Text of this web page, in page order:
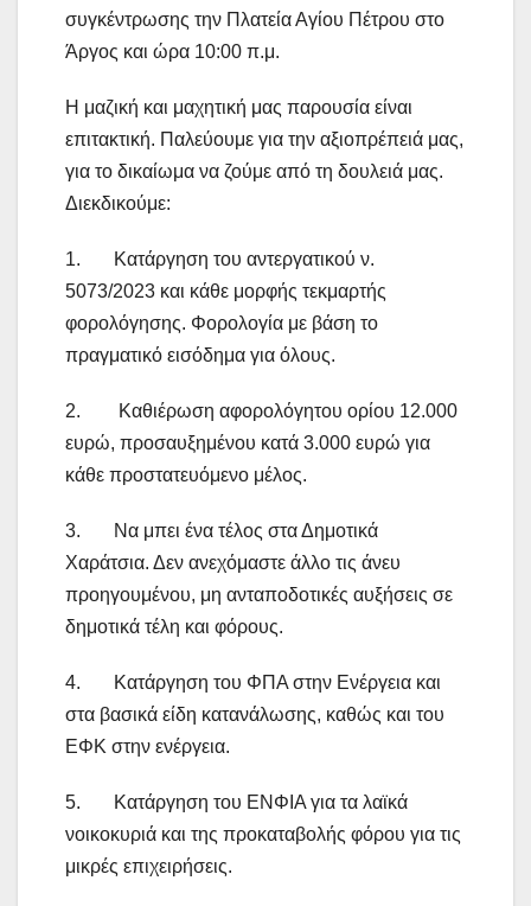
συγκέντρωσης την Πλατεία Αγίου Πέτρου στο
Άργος και ώρα 10:00 π.μ.
Η μαζική και μαχητική μας παρουσία είναι
επιτακτική. Παλεύουμε για την αξιοπρέπειά μας,
για το δικαίωμα να ζούμε από τη δουλειά μας.
Διεκδικούμε:
1. Κατάργηση του αντεργατικού ν.
5073/2023 και κάθε μορφής τεκμαρτής
φορολόγησης. Φορολογία με βάση το
πραγματικό εισόδημα για όλους.
2. Καθιέρωση αφορολόγητου ορίου 12.000
ευρώ, προσαυξημένου κατά 3.000 ευρώ για
κάθε προστατευόμενο μέλος.
3. Να μπει ένα τέλος στα Δημοτικά
Χαράτσια. Δεν ανεχόμαστε άλλο τις άνευ
προηγουμένου, μη ανταποδοτικές αυξήσεις σε
δημοτικά τέλη και φόρους.
4. Κατάργηση του ΦΠΑ στην Ενέργεια και
στα βασικά είδη κατανάλωσης, καθώς και του
ΕΦΚ στην ενέργεια.
5. Κατάργηση του ΕΝΦΙΑ για τα λαϊκά
νοικοκυριά και της προκαταβολής φόρου για τις
μικρές επιχειρήσεις.